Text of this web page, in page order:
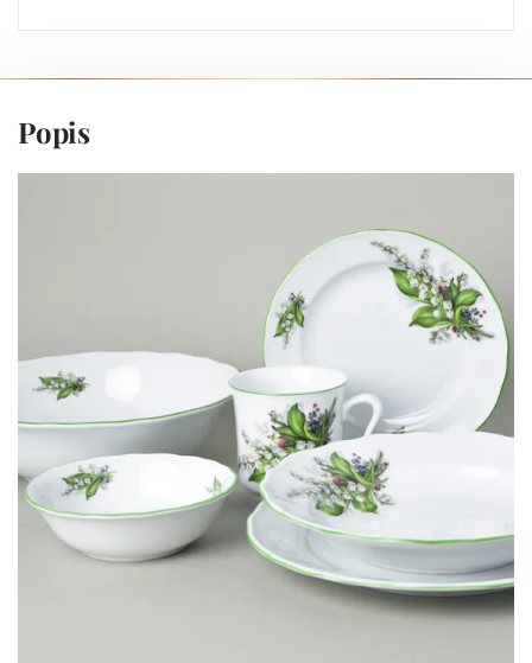
Popis